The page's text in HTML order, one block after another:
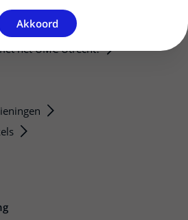
faciliteiten
het UMC Utrecht?
Akkoord